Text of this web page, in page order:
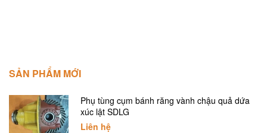
SẢN PHẨM MỚI
Phụ tùng cụm bánh răng vành chậu quả dứa
xúc lật SDLG
Liên hệ